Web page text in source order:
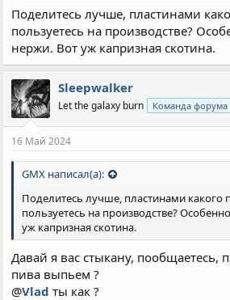
Поделитесь лучше, пластинами
пользуетесь на производстве?
нержи. Вот уж капризная скотина.
Sleepwalker
Let the galaxy burn Команда форума
16 Май 2024
GMX написал(а):
Поделитесь лучше, пластинами какого
пользуетесь на производстве?
уж капризная скотина.
Давай я вас стыкану, пообщаетесь,
пива выпьем ?
@Vlad ты как ?